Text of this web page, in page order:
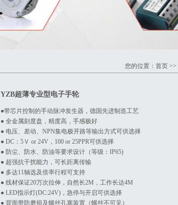
您的位置： 首页 >>
YZB超薄专业型电子手轮
●带芯片控制的手动脉冲发生器，德国先进制造工艺
● 全金属刻度盘，精度高，手感极好
● 电压、差动、NPN集电极开路等输出方式可供选择
● DC：5Ｖ or 24V，100 or 25PPR可供选择
● 防尘、防水、防油等要求设计（等级：IP65)
● 超强抗干扰能力，可长距离传输
● 多达11轴选及倍率行程可支持
● 线材保证20万次拉伸，自然长2M，工作长达4M
● LED指示灯(DC:24V)，急停与开启可供选择
● 背面带防磨损及螺丝孔塞装置（螺丝不可见）